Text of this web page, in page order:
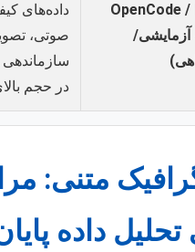
OpenCode /
داده‌های
صوتی،
در حجم
متنی:
داده